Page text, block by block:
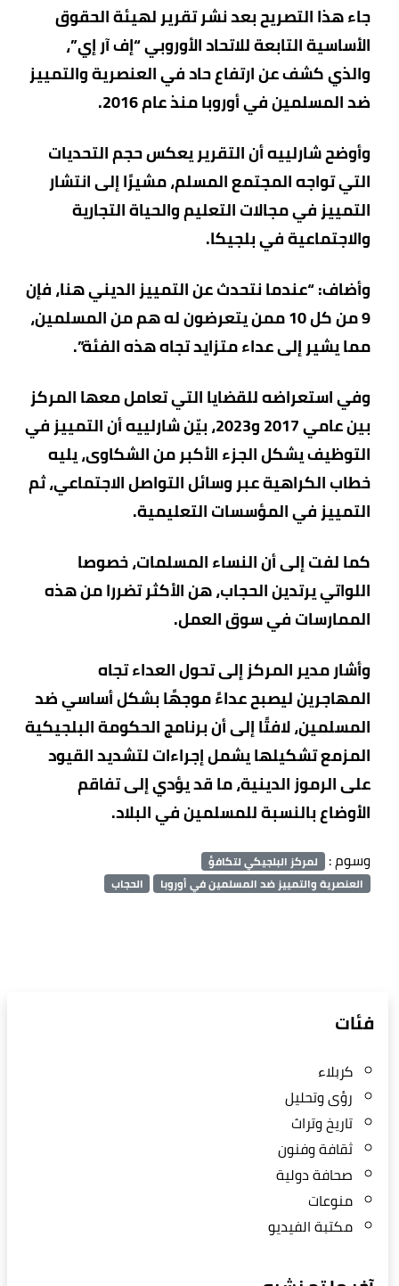
جاء هذا التصريح بعد نشر تقرير لهيئة الحقوق
الأساسية التابعة للاتحاد الأوروبي “إف آر إي”،
والذي كشف عن ارتفاع حاد في العنصرية والتمييز
ضد المسلمين في أوروبا منذ عام 2016.
وأوضح شارلييه أن التقرير يعكس حجم التحديات
التي تواجه المجتمع المسلم، مشيرًا إلى انتشار
التمييز في مجالات التعليم والحياة التجارية
والاجتماعية في بلجيكا.
وأضاف: “عندما نتحدث عن التمييز الديني هنا، فإن
9 من كل 10 ممن يتعرضون له هم من المسلمين،
مما يشير إلى عداء متزايد تجاه هذه الفئة”.
وفي استعراضه للقضايا التي تعامل معها المركز
بين عامي 2017 و2023، بيّن شارلييه أن التمييز في
التوظيف يشكل الجزء الأكبر من الشكاوى، يليه
خطاب الكراهية عبر وسائل التواصل الاجتماعي، ثم
التمييز في المؤسسات التعليمية.
كما لفت إلى أن النساء المسلمات، خصوصا
اللواتي يرتدين الحجاب، هن الأكثر تضررا من هذه
الممارسات في سوق العمل.
وأشار مدير المركز إلى تحول العداء تجاه
المهاجرين ليصبح عداءً موجهًا بشكل أساسي ضد
المسلمين، لافتًا إلى أن برنامج الحكومة البلجيكية
المزمع تشكيلها يشمل إجراءات لتشديد القيود
على الرموز الدينية، ما قد يؤدي إلى تفاقم
الأوضاع بالنسبة للمسلمين في البلاد.
وسوم : لمركز البلجيكي لتكافؤ
العنصرية والتمييز ضد المسلمين في أوروبا
الحجاب
فئات
كربلاء
رؤى وتحليل
تاريخ وتراث
ثقافة وفنون
صحافة دولية
منوعات
مكتبة الفيديو